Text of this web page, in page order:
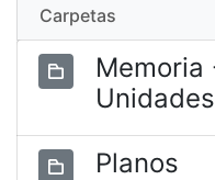
Carpetas
Planos